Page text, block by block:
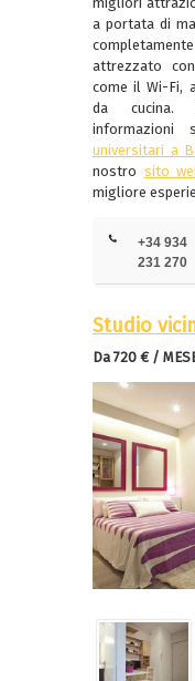
a portata di
attrezzato
come il Wi-Fi,
da cucina.
universitari a
nostro sito
migliore
+34 934
231 270
Studio
Da 720 € /